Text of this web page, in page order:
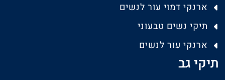
ארנקי דמוי עור לנשים
תיקי נשים טבעוני
ארנקי עור לנשים
תיקי גב